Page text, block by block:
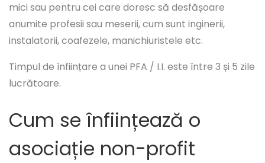
mici sau pentru cei care doresc să desfășoare
anumite profesii sau meserii, cum sunt inginerii,
instalatorii, coafezele, manichiuristele etc.
Timpul de înființare a unei PFA / I.I. este între 3 și 5 zile
lucrătoare.
Cum se înființează o
asociație non-profit